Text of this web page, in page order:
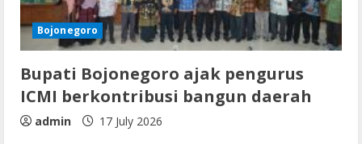
Bojonegoro
Bupati Bojonegoro ajak pengurus
ICMI berkontribusi bangun daerah
admin 17 July 2026